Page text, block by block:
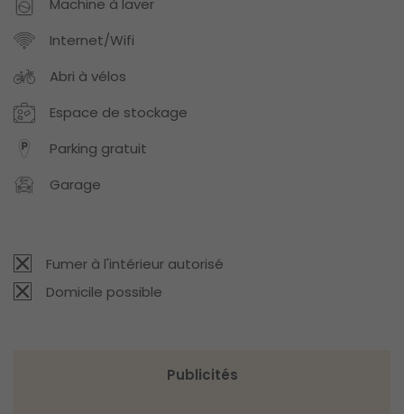
Machine à laver
Internet/Wifi
Abri à vélos
Espace de stockage
Parking gratuit
Garage
Fumer à l'intérieur autorisé
Domicile possible
Publicités